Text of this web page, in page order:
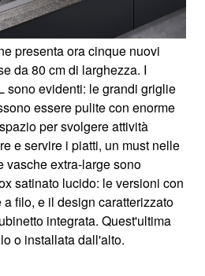
presenta ora cinque nuovi
da 80 cm di larghezza. I
sono evidenti: le grandi griglie
essere pulite con enorme
per svolgere attività
e servire i piatti, un must nelle
vasche extra-large sono
satinato lucido: le versioni con
filo, e il design caratterizzato
integrata. Quest'ultima
o installata dall'alto.